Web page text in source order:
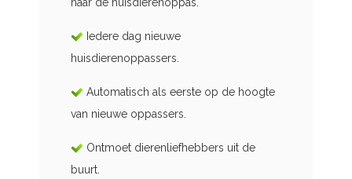
Iedere dag nieuwe
huisdierenoppassers.
Automatisch als eerste op de hoogte
van nieuwe oppassers.
Ontmoet dierenliefhebbers uit de
buurt.